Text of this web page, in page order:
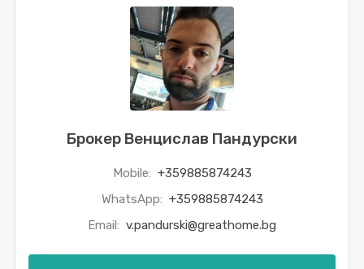
Брокер Венцислав Пандурски
Mobile: +359885874243
WhatsApp: +359885874243
Email: v.pandurski@greathome.bg